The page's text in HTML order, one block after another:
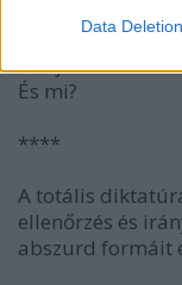
Data Deletion
Hol játszódik a
Hol játszódik
És mi?
****
A totális
ellenőrzés és
abszurd formáit